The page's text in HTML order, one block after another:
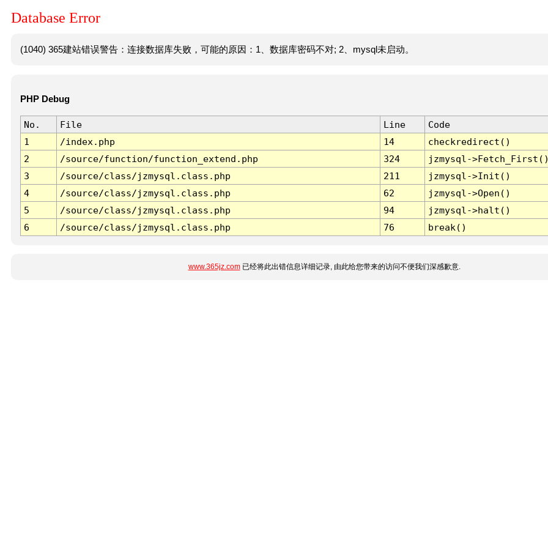
Database Error
(1040) 365建站错误警告：连接数据库失败，可能的原因：1、数据库密码不对; 2、mysql未启动。
PHP Debug
No. File Line
Code
1
/index.php 14
checkredirect()
2
/source/function/function_extend.php 324
jzmysql-
3
/source/class/jzmysql.class.php 211
jzmysql->Init()
4
/source/class/jzmysql.class.php 62
jzmysql->Open()
5
/source/class/jzmysql.class.php 94
jzmysql->halt()
6
/source/class/jzmysql.class.php 76 break()
www.365jz.com已经将此出错信息详细记录, 由此给您带来的访问不便我们深感歉意.